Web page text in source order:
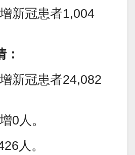
新冠患者1,004
新冠患者24,082
0人。
人。